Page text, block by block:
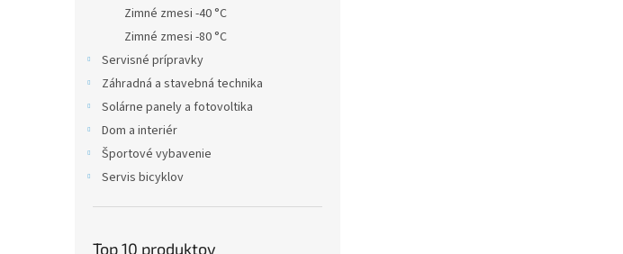
Zimné zmesi -40 °C
Zimné zmesi -80 °C
Servisné prípravky
Záhradná a stavebná technika
Solárne panely a fotovoltika
Dom a interiér
Športové vybavenie
Servis bicyklov
Top 10 produktov